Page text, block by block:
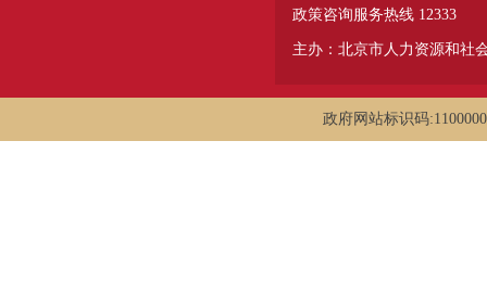
政策咨询服务热线 12333
主办：北京市人力资源和社
政府网站标识码